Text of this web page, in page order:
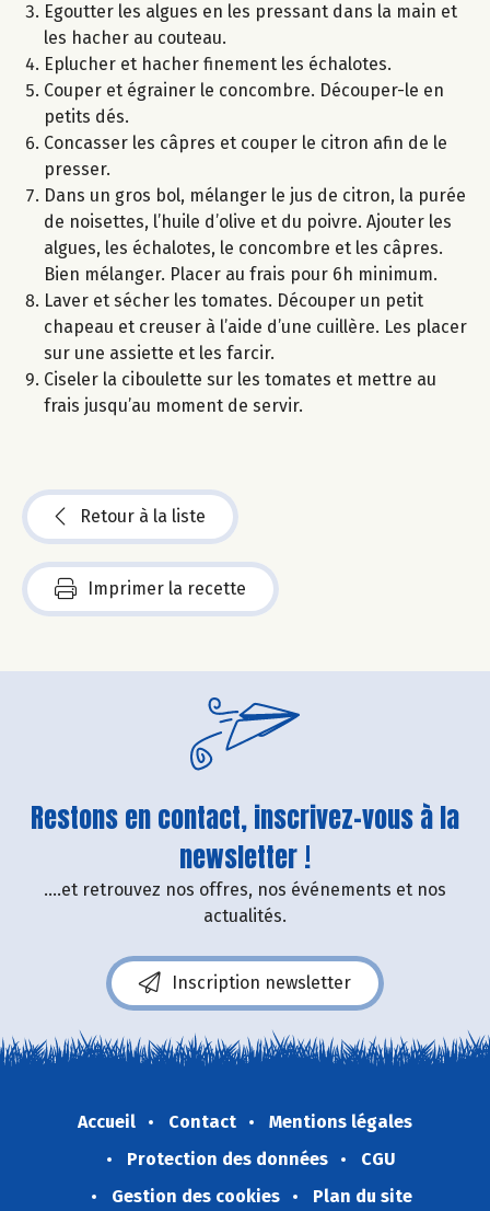
Egoutter les algues en les pressant dans la main et
les hacher au couteau.
Eplucher et hacher finement les échalotes.
Couper et égrainer le concombre. Découper-le en
petits dés.
Concasser les câpres et couper le citron afin de le
presser.
Dans un gros bol, mélanger le jus de citron, la purée
de noisettes, l’huile d’olive et du poivre. Ajouter les
algues, les échalotes, le concombre et les câpres.
Bien mélanger. Placer au frais pour 6h minimum.
Laver et sécher les tomates. Découper un petit
chapeau et creuser à l’aide d’une cuillère. Les placer
sur une assiette et les farcir.
Ciseler la ciboulette sur les tomates et mettre au
frais jusqu’au moment de servir.
Retour à la liste
Imprimer la recette
Restons en contact, inscrivez-vous à la
newsletter !
....et retrouvez nos offres, nos événements et nos
actualités.
Inscription newsletter
Accueil Contact
Mentions légales
Protection des données
CGU
Gestion des cookies
Plan du site